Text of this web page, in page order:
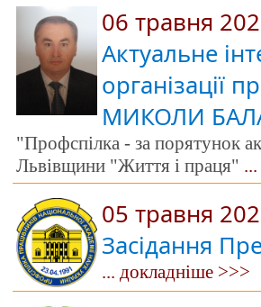
06 травня
Актуальне
організації
МИКОЛИ
"Профспілка - за порятунок
Львівщини "Життя і праця"
05 травня
Засідання
... докладніше >>>